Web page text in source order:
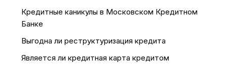
Кредитные каникулы в Московском Кредитном
Банке
Выгодна ли реструктуризация кредита
Является ли кредитная карта кредитом